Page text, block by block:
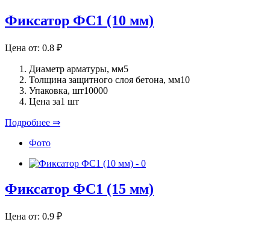
Фиксатор ФС1 (10 мм)
Цена от: 0.8 ₽
Диаметр арматуры, мм5
Толщина защитного слоя бетона, мм10
Упаковка, шт10000
Цена за1 шт
Подробнее ⇒
Фото
Фиксатор ФС1 (15 мм)
Цена от: 0.9 ₽